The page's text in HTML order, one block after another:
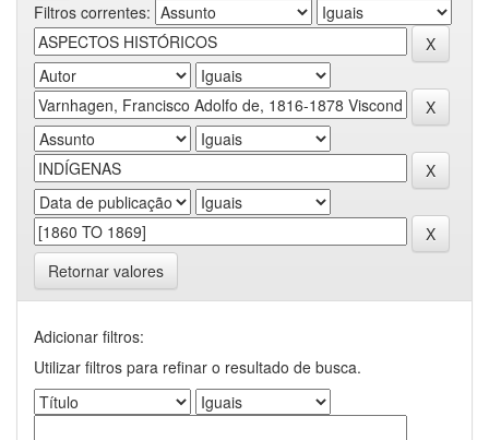
Filtros correntes:
Retornar valores
Adicionar filtros:
Utilizar filtros para refinar o resultado de busca.